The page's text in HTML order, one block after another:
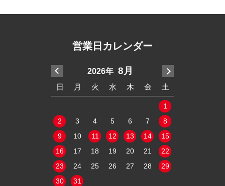
営業日カレンダー
2026年 8月
日 月 火 水 木 金 土
1
2
3 4 5 6 7
8
9
10 11 12 13 14
15
16
17 18 19 20 21
22
23
24 25 26 27 28
29
30
31